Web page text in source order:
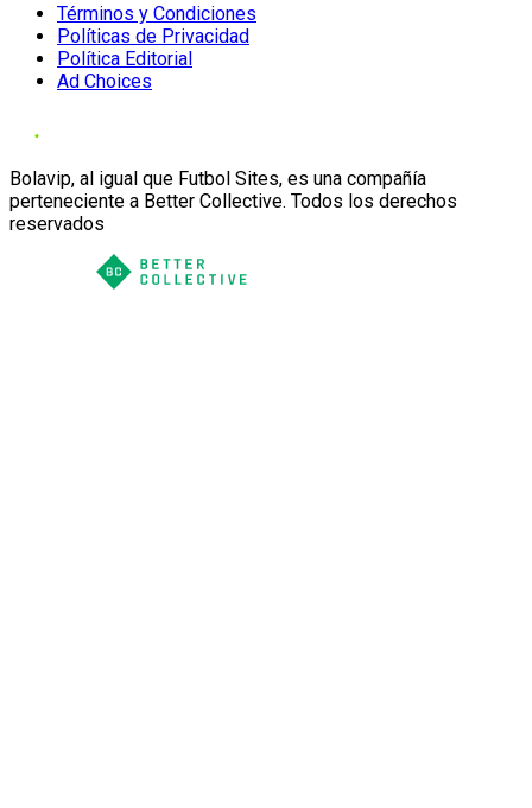
Términos y Condiciones
Políticas de Privacidad
Política Editorial
Ad Choices
Bolavip, al igual que Futbol Sites, es una compañía
perteneciente a Better Collective. Todos los derechos
reservados